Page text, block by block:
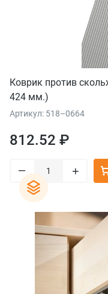
Коврик против
424 мм.)
Артикул: 518–0664
812.52 ₽
– +